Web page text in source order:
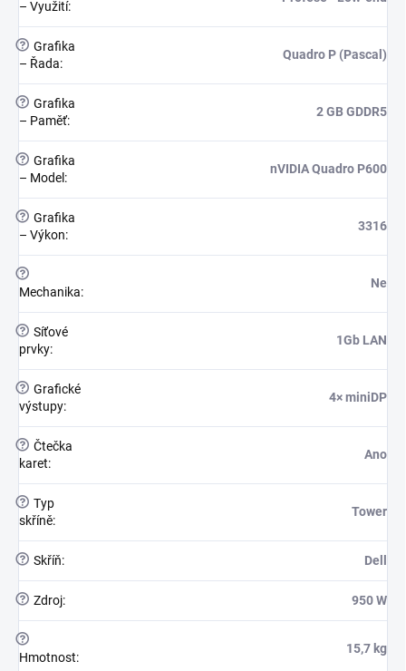
– Využití:
? Grafika
– Řada:
Quadro P (Pascal)
? Grafika
– Paměť:
2 GB GDDR5
? Grafika
– Model :
nVIDIA Quadro P600
? Grafika
– Výkon:
3316
?
Mechanika:
Ne
? Síťové
prvky:
1Gb LAN
? Grafické
výstupy:
4× miniDP
? Čtečka
karet:
Ano
? Typ
skříně:
Tower
? Skříň: Dell
? Zdroj: 950 W
?
Hmotnost:
15,7 kg